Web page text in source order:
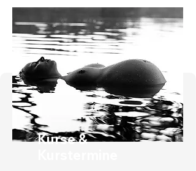
Kurse &